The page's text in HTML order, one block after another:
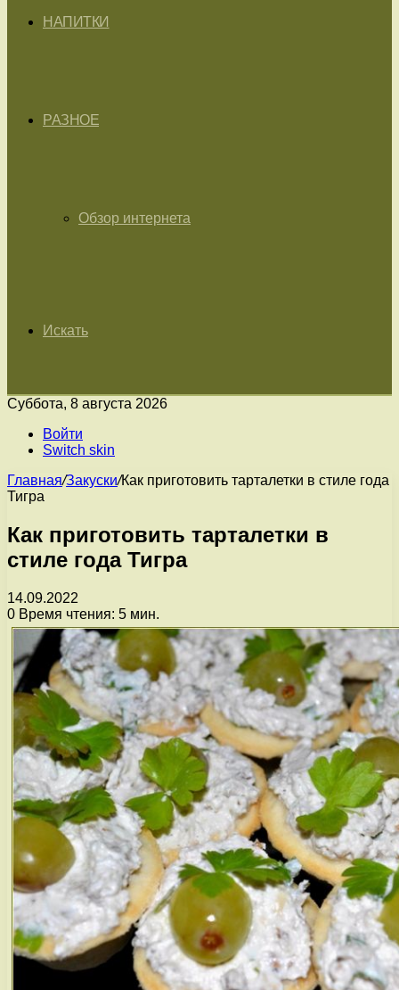
НАПИТКИ
РАЗНОЕ
Обзор интернета
Искать
Суббота, 8 августа 2026
Войти
Switch skin
Главная/Закуски/Как приготовить тарталетки в стиле года
Тигра
Как приготовить тарталетки в
стиле года Тигра
14.09.2022
0 Время чтения: 5 мин.